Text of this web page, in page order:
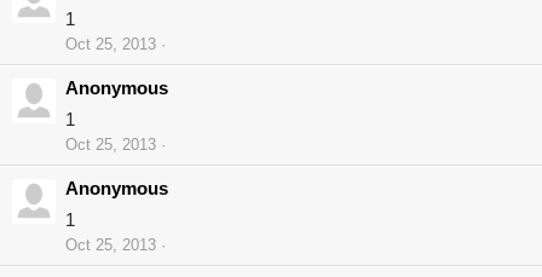
1
Oct 25, 2013
Anonymous
1
Oct 25, 2013
Anonymous
1
Oct 25, 2013